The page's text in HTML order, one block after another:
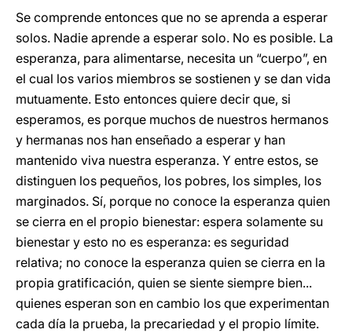
Se comprende entonces que no se aprenda a esperar
solos. Nadie aprende a esperar solo. No es posible. La
esperanza, para alimentarse, necesita un “cuerpo”, en
el cual los varios miembros se sostienen y se dan vida
mutuamente. Esto entonces quiere decir que, si
esperamos, es porque muchos de nuestros hermanos
y hermanas nos han enseñado a esperar y han
mantenido viva nuestra esperanza. Y entre estos, se
distinguen los pequeños, los pobres, los simples, los
marginados. Sí, porque no conoce la esperanza quien
se cierra en el propio bienestar: espera solamente su
bienestar y esto no es esperanza: es seguridad
relativa; no conoce la esperanza quien se cierra en la
propia gratificación, quien se siente siempre bien...
quienes esperan son en cambio los que experimentan
cada día la prueba, la precariedad y el propio límite.